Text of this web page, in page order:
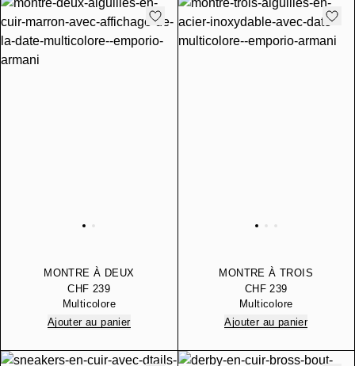
MONTRE À DEUX
AIGUILLES EN CUIR
MARRON AVEC
AFFICHAGE DE LA DATE
CHF 239
Multicolore
Ajouter au panier
MONTRE À TROIS
AIGUILLES EN ACIER
INOXYDABLE AVEC DATE
CHF 239
Multicolore
Ajouter au panier